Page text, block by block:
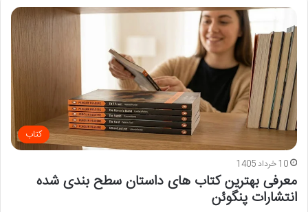
کتاب
10 خرداد 1405
معرفی بهترین کتاب های داستان سطح بندی شده
انتشارات پنگوئن